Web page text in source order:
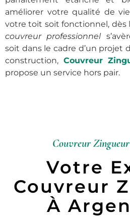
améliorer votre qualité de
votre toit soit fonctionnel, dès
couvreur professionnel
soit dans le cadre d’un projet
construction, Couvreur
propose un service hors pair.
Couvreur
Votre
Couvreur
À